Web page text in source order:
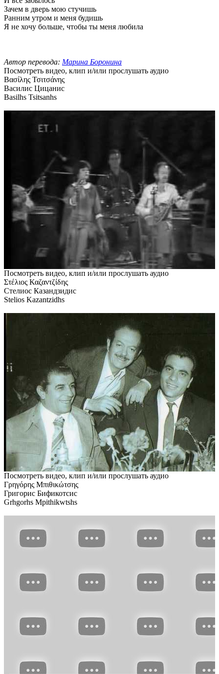
Зачем в дверь мою стучишь
Ранним утром и меня будишь
Я не хочу больше, чтобы ты меня любила
Автор перевода: Марина Боронина
Посмотреть видео, клип и/или прослушать аудио
Βασίλης Τσιτσάνης
Василис Цицанис
Basilhs Tsitsanhs
Посмотреть видео, клип и/или прослушать аудио
Στέλιος Καζαντζίδης
Стелиос Казандзидис
Stelios Kazantzidhs
Посмотреть видео, клип и/или прослушать аудио
Γρηγόρης Μπιθικώτσης
Григорис Бификотсис
Grhgorhs Mpithikwtshs